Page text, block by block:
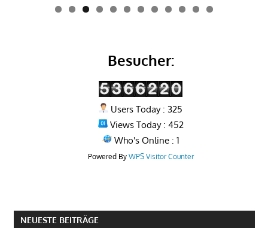
0 1 2
Besucher:
Users Today : 325
Views Today : 452
Who's Online : 1
Powered By WPS Visitor Counter
NEUESTE BEITRÄGE